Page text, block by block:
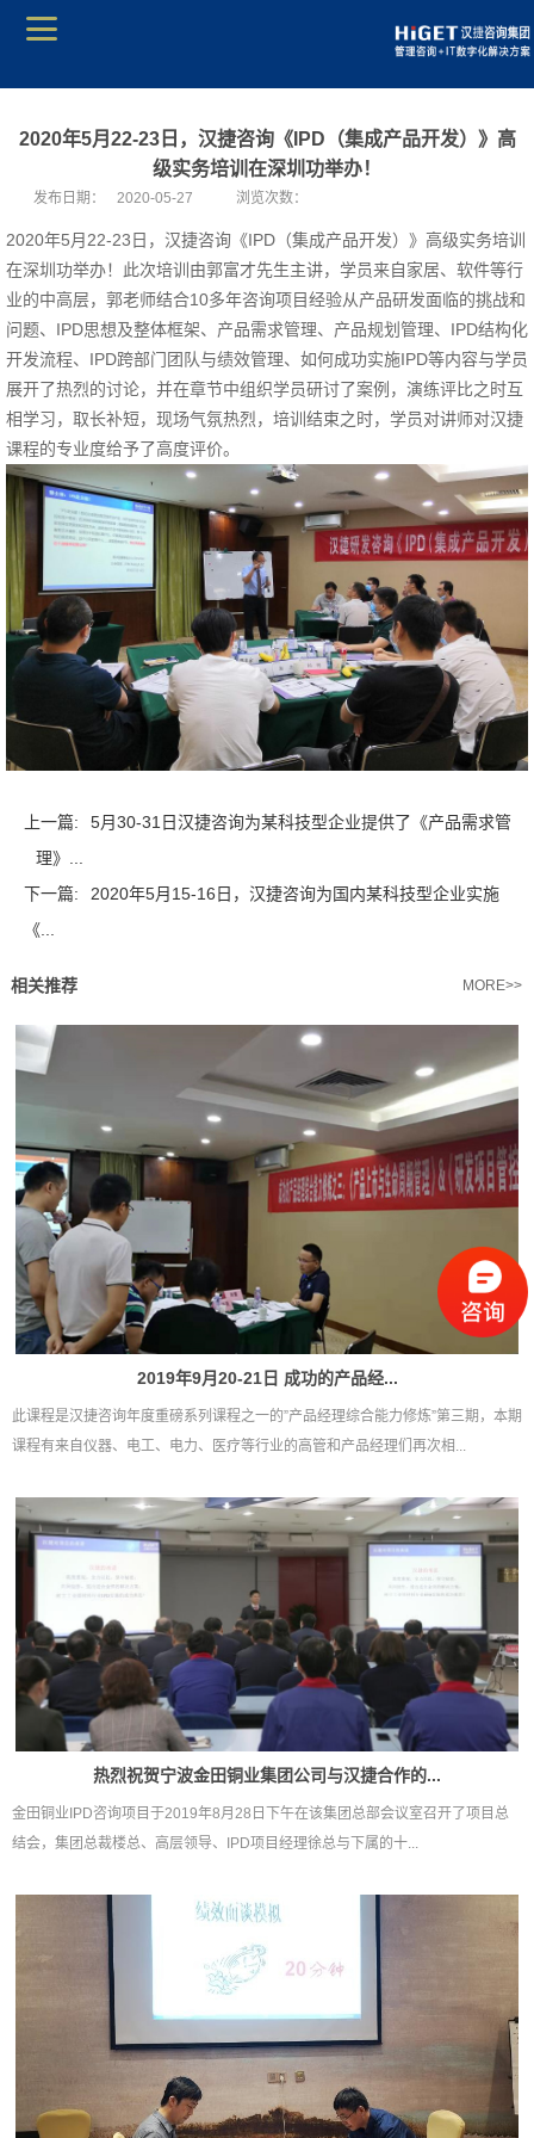
2020年5月22-23日，汉捷咨询《IPD（集成产品开发）》高
级实务培训在深圳功举办！
发布日期： 2020-05-27 浏览次数：
2020年5月22-23日，汉捷咨询《IPD（集成产品开发）》高级实务培训
在深圳功举办！此次培训由郭富才先生主讲，学员来自家居、软件等行
业的中高层，郭老师结合10多年咨询项目经验从产品研发面临的挑战和
问题、IPD思想及整体框架、产品需求管理、产品规划管理、IPD结构化
开发流程、IPD跨部门团队与绩效管理、如何成功实施IPD等内容与学员
展开了热烈的讨论，并在章节中组织学员研讨了案例，演练评比之时互
相学习，取长补短，现场气氛热烈，培训结束之时，学员对讲师对汉捷
课程的专业度给予了高度评价。
上一篇:
5月30-31日汉捷咨询为某科技型企业提供了《产品需求管
理》...
下一篇:
2020年5月15-16日，汉捷咨询为国内某科技型企业实施
《...
相关推荐 MORE>>
2019年9月20-21日 成功的产品经...
此课程是汉捷咨询年度重磅系列课程之一的”产品经理综合能力修炼”第三期，本期
课程有来自仪器、电工、电力、医疗等行业的高管和产品经理们再次相...
热烈祝贺宁波金田铜业集团公司与汉捷合作的...
金田铜业IPD咨询项目于2019年8月28日下午在该集团总部会议室召开了项目总
结会，集团总裁楼总、高层领导、IPD项目经理徐总与下属的十...